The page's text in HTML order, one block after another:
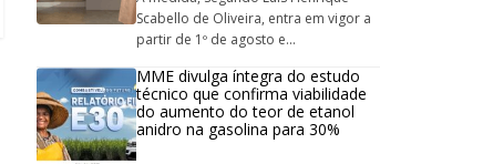
Scabello de Oliveira, entra em vigor a
partir de 1º de agosto e...
MME divulga íntegra do estudo
técnico que confirma viabilidade
do aumento do teor de etanol
anidro na gasolina para 30%